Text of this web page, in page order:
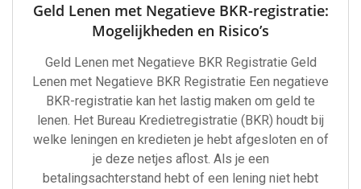
Geld Lenen met Negatieve BKR-registratie:
Mogelijkheden en Risico’s
Geld Lenen met Negatieve BKR Registratie Geld
Lenen met Negatieve BKR Registratie Een negatieve
BKR-registratie kan het lastig maken om geld te
lenen. Het Bureau Kredietregistratie (BKR) houdt bij
welke leningen en kredieten je hebt afgesloten en of
je deze netjes aflost. Als je een
betalingsachterstand hebt of een lening niet hebt